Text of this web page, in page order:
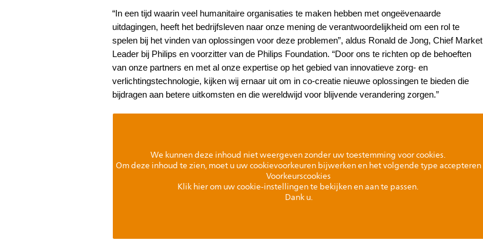
“In een tijd waarin veel humanitaire organisaties te maken hebben met ongeëvenaarde
uitdagingen, heeft het bedrijfsleven naar onze mening de verantwoordelijkheid om een rol te
spelen bij het vinden van oplossingen voor deze problemen”, aldus Ronald de Jong, Chief Market
Leader bij Philips en voorzitter van de Philips Foundation. “Door ons te richten op de behoeften
van onze partners en met al onze expertise op het gebied van innovatieve zorg- en
verlichtingstechnologie, kijken wij ernaar uit om in co-creatie nieuwe oplossingen te bieden die
bijdragen aan betere uitkomsten en die wereldwijd voor blijvende verandering zorgen.”
We kunnen deze inhoud niet weergeven zonder uw toestemming voor cookies.
Om deze inhoud te zien, moet u uw cookievoorkeuren bijwerken en het volgende type accepteren
Voorkeurscookies
Klik hier om uw cookie-instellingen te bekijken en aan te passen.
Dank u.